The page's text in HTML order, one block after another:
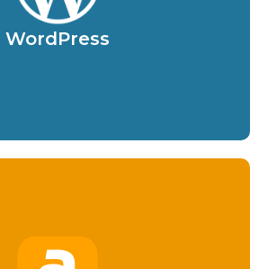
WordPress
Scopri WordPress